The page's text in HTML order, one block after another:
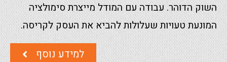
השוק הדוהר. עבודה עם המודל מייצרת סימולציה
המונעת טעויות שעלולות להביא את העסק לקריסה.
למידע נוסף